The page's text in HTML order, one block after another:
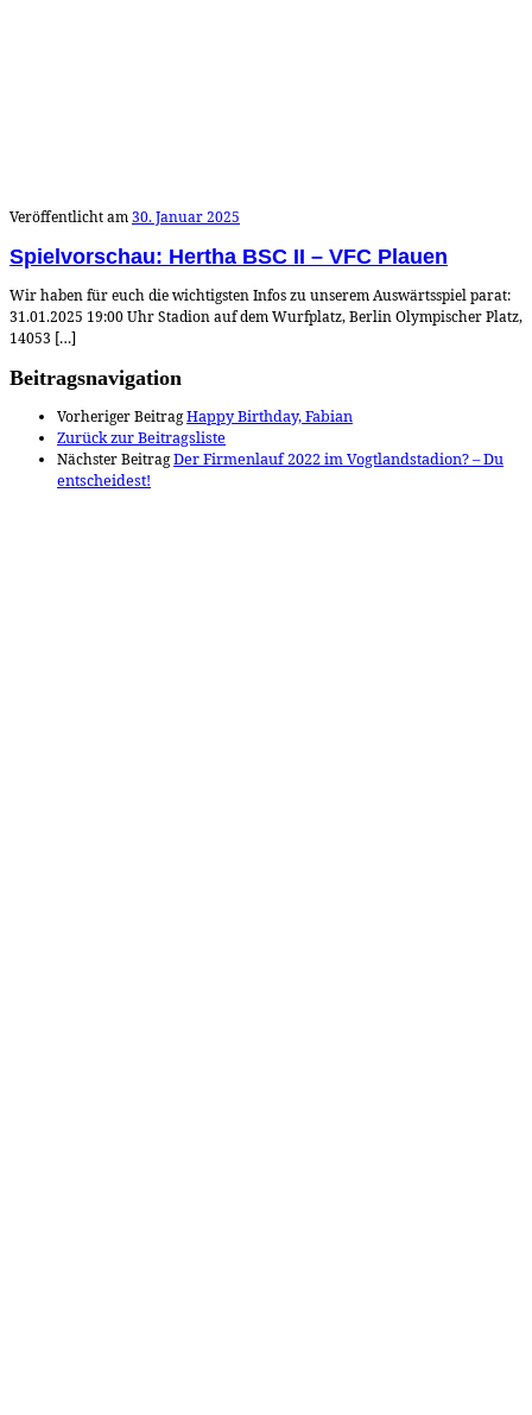
Veröffentlicht am30. Januar 2025
Spielvorschau: Hertha BSC II – VFC Plauen
Wir haben für euch die wichtigsten Infos zu unserem Auswärtsspiel parat:
31.01.2025 19:00 Uhr Stadion auf dem Wurfplatz, Berlin Olympischer Platz,
14053 […]
Beitragsnavigation
Vorheriger BeitragHappy Birthday, Fabian
Zurück zur Beitragsliste
Nächster BeitragDer Firmenlauf 2022 im Vogtlandstadion? – Du
entscheidest!